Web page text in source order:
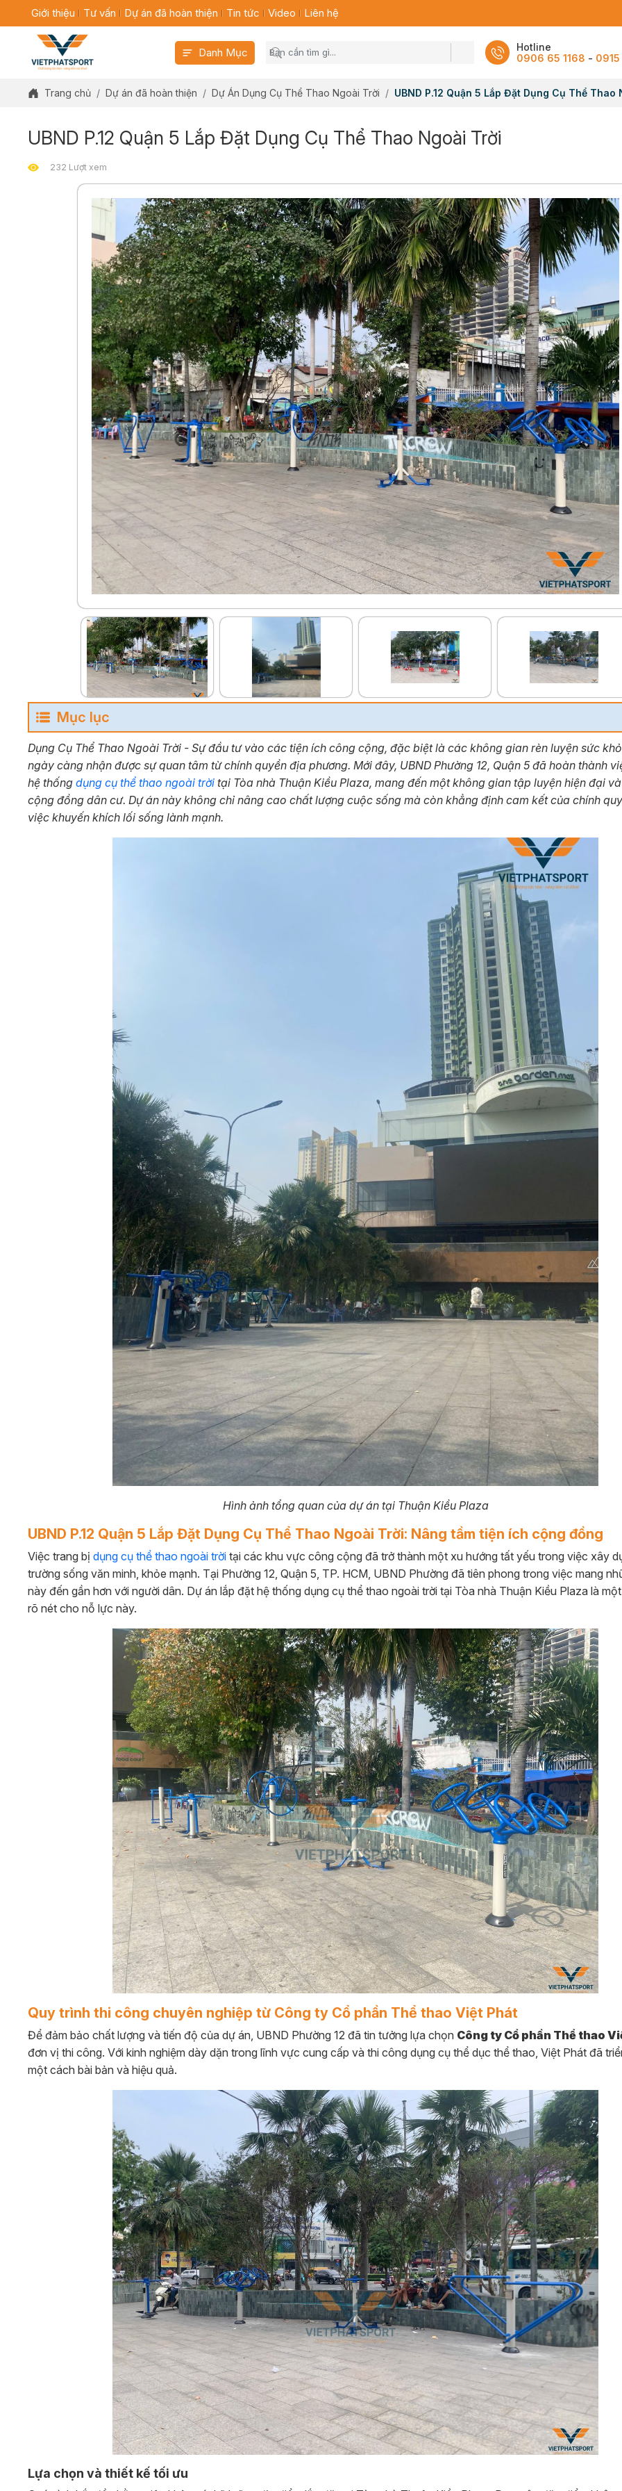
Giới thiệu Tư vấn Dự án đã hoàn thiện Tin tức Video Liên hệ
Danh Mục
Hotline
0906 65 1168 -
Trang chủ Dự án đã hoàn thiện Dự Án Dụng Cụ Thể Thao Ngoài Trời UBND P.12 Quận 5 Lắp Đặt Dụng Cụ Thể Thao
UBND P.12 Quận 5 Lắp Đặt Dụng Cụ Thể Thao Ngoài Trời
232 Lượt xem
Mục lục
Dụng Cụ Thể Thao Ngoài Trời - Sự đầu tư vào các tiện ích công cộng, đặc biệt là các không gian rèn luyện sức
ngày càng nhận được sự quan tâm từ chính quyền địa phương. Mới đây, UBND Phường 12, Quận 5 đã hoàn thành
hệ thống dụng cụ thể thao ngoài trời tại Tòa nhà Thuận Kiều Plaza, mang đến một không gian tập luyện hiện đại
cộng đồng dân cư. Dự án này không chỉ nâng cao chất lượng cuộc sống mà còn khẳng định cam kết của chính
việc khuyến khích lối sống lành mạnh.
Hình ảnh tổng quan của dự án tại Thuận Kiều Plaza
UBND P.12 Quận 5 Lắp Đặt Dụng Cụ Thể Thao Ngoài Trời: Nâng tầm tiện ích cộng đồng
Việc trang bị dụng cụ thể thao ngoài trời tại các khu vực công cộng đã trở thành một xu hướng tất yếu trong việc xây
trường sống văn minh, khỏe mạnh. Tại Phường 12, Quận 5, TP. HCM, UBND Phường đã tiên phong trong việc mang
này đến gần hơn với người dân. Dự án lắp đặt hệ thống dụng cụ thể thao ngoài trời tại Tòa nhà Thuận Kiều Plaza là
rõ nét cho nỗ lực này.
Quy trình thi công chuyên nghiệp từ Công ty Cổ phần Thể thao Việt Phát
Để đảm bảo chất lượng và tiến độ của dự án, UBND Phường 12 đã tin tưởng lựa chọn Công ty Cổ phần Thể thao
đơn vị thi công. Với kinh nghiệm dày dặn trong lĩnh vực cung cấp và thi công dụng cụ thể dục thể thao, Việt Phát đã
một cách bài bản và hiệu quả.
Lựa chọn và thiết kế tối ưu